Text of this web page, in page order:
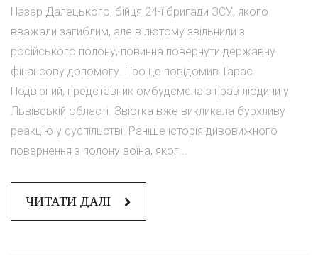
Назар Далецького, бійця 24-ї бригади ЗСУ, якого
вважали загиблим, але в лютому звільнили з
російського полону, повинна повернути державну
фінансову допомогу. Про це повідомив Тарас
Подвірний, представник омбудсмена з прав людини у
Львівській області. Звістка вже викликала бурхливу
реакцію у суспільстві. Раніше історія дивовижного
повернення з полону воїна, яког...
ЧИТАТИ ДАЛІ